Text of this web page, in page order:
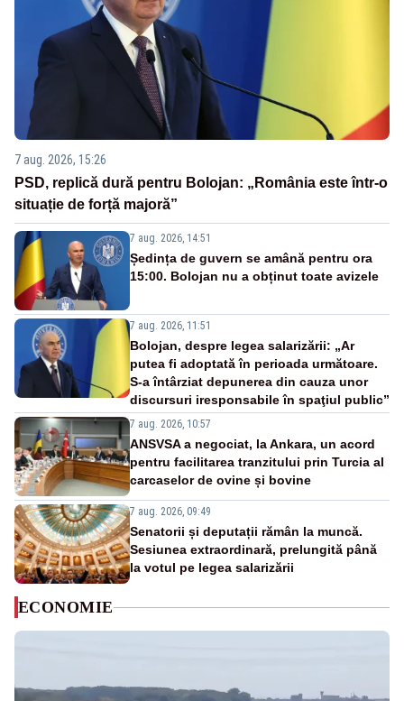
7 aug. 2026, 15:26
PSD, replică dură pentru Bolojan: „România este într-o
situație de forță majoră”
7 aug. 2026, 14:51
Ședința de guvern se amână pentru ora
15:00. Bolojan nu a obținut toate avizele
7 aug. 2026, 11:51
Bolojan, despre legea salarizării: „Ar
putea fi adoptată în perioada următoare.
S-a întârziat depunerea din cauza unor
discursuri iresponsabile în spaţiul public”
7 aug. 2026, 10:57
ANSVSA a negociat, la Ankara, un acord
pentru facilitarea tranzitului prin Turcia al
carcaselor de ovine și bovine
7 aug. 2026, 09:49
Senatorii și deputații rămân la muncă.
Sesiunea extraordinară, prelungită până
la votul pe legea salarizării
ECONOMIE